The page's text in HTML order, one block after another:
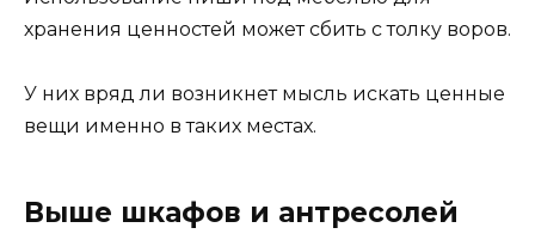
хранения ценностей может сбить с толку воров.
У них вряд ли возникнет мысль искать ценные
вещи именно в таких местах.
Выше шкафов и антресолей